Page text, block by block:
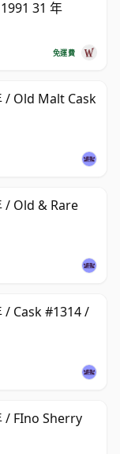
31 年
免運費
/ Old Malt Cask
/ Old & Rare
/ Cask #1314 /
/ FIno Sherry